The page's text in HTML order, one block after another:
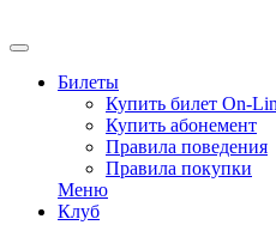
Билеты
Купить билет On-
Купить абонемент
Правила поведения
Правила покупки
Меню
Клуб